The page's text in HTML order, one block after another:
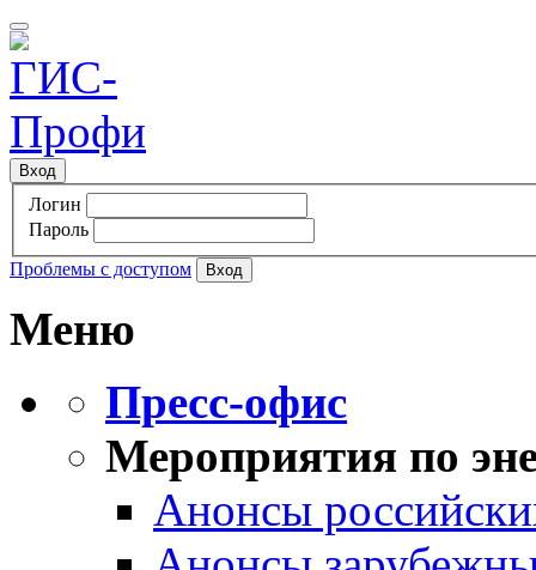
Вход
Логин
Пароль
Проблемы с доступом
Меню
Пресс-офис
Мероприятия по
Анонсы